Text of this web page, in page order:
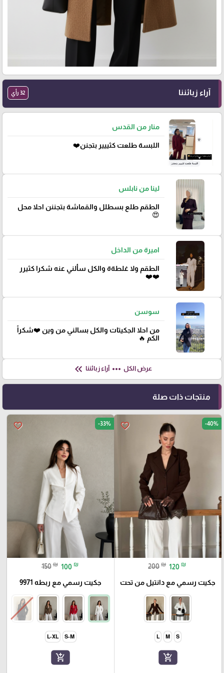
آراء زبائننا 32 رأي
منار من القدس
اللبسة طلعت كثييير بتجنن❤️
لينا من نابلس
الطقم طلع بسطلل والقماشة بتجننن احلا محل
😍
اميرة من الداخل
الطقم ولا غلطةة والكل سألني عنه شكرا كثيرر
❤️❤️
سوسن
من احلا الجكيتات والكل بسالني من وين ❤️شكراً
الكم 🔥
عرض الكل more_horiz آراء زبائننا keyboard_double_arrow_left
منتجات ذات صلة
favorite_border -40%
200 ₪ 120 ₪
جكيت رسمي مع دانتيل من تحت
S
M
L
add_shopping_cart
favorite_border -33%
150 ₪ 100 ₪
جكيت رسمي مع ربطه 9971
S-M
L-XL
add_shopping_cart